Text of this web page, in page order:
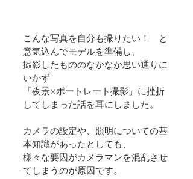
こんな写真を自分も撮りたい！　と
意気込んでモデルを準備し、
撮影したもののなかなか思い通りに
いかず
「夜景×ポートレート撮影」に挫折
してしまった話を耳にしました。
カメラの設定や、照明についての基
本知識があったとしても、
様々な要因がカメラマンを混乱させ
てしまうのが原因です。